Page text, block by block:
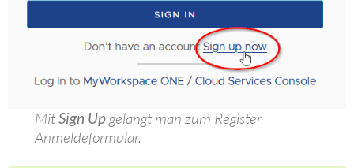
MitSign Upgelangt man zum Register
Anmeldeformular.